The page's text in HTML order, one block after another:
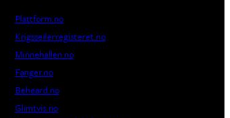
Plattform.no
Krigsseilerregisteret.no
Minnehallen.no
Fanger.no
Beheard.no
Glimtvis.no